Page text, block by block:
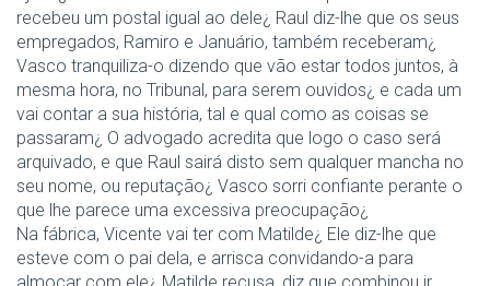
recebeu um postal igual ao dele¿ Raul diz-lhe que os seus
empregados, Ramiro e Januário, também receberam¿
Vasco tranquiliza-o dizendo que vão estar todos juntos, à
mesma hora, no Tribunal, para serem ouvidos¿ e cada um
vai contar a sua história, tal e qual como as coisas se
passaram¿ O advogado acredita que logo o caso será
arquivado, e que Raul sairá disto sem qualquer mancha no
seu nome, ou reputação¿ Vasco sorri confiante perante o
que lhe parece uma excessiva preocupação¿
Na fábrica, Vicente vai ter com Matilde¿ Ele diz-lhe que
esteve com o pai dela, e arrisca convidando-a para